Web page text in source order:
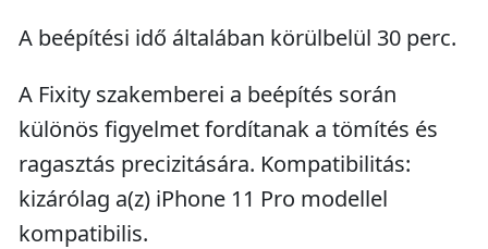
A beépítési idő általában körülbelül 30 perc.
A Fixity szakemberei a beépítés során
különös figyelmet fordítanak a tömítés és
ragasztás precizitására. Kompatibilitás:
kizárólag a(z) iPhone 11 Pro modellel
kompatibilis.